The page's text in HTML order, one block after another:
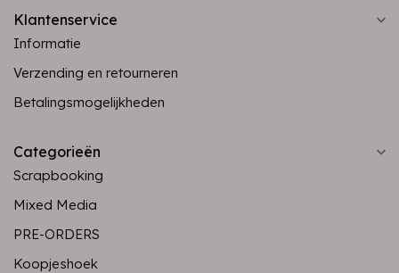
Klantenservice
Informatie
Verzending en retourneren
Betalingsmogelijkheden
Categorieën
Scrapbooking
Mixed Media
PRE-ORDERS
Koopjeshoek